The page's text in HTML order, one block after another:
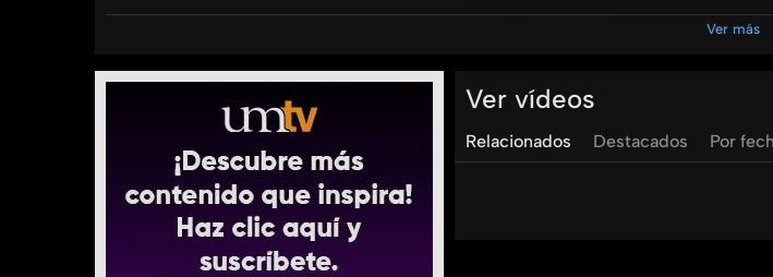
poderoso testimonio de fe. Desde una oración desesperada por la vida de su hijo
El poder de la oración en momentos de crisis
Cómo hacer un pacto con Dios
Milagros modernos: cuando Dios habla en sueños
Ver más
Ver vídeos
Relacionados Destacados Por